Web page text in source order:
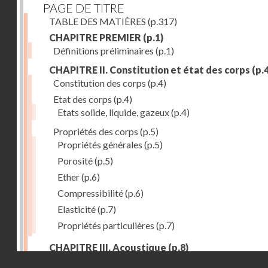
PAGE DE TITRE
TABLE DES MATIÈRES (p.317)
CHAPITRE PREMIER (p.1)
Définitions préliminaires (p.1)
CHAPITRE II. Constitution et état des corps
Constitution des corps (p.4)
Etat des corps (p.4)
Etats solide, liquide, gazeux(p.4)
Propriétés des corps (p.5)
Propriétés générales (p.5)
Porosité(p.5)
Ether(p.6)
Compressibilité(p.6)
Elasticité(p.7)
Propriétés particulières (p.7)
CHAPITRE III. Acoustique (p.8)